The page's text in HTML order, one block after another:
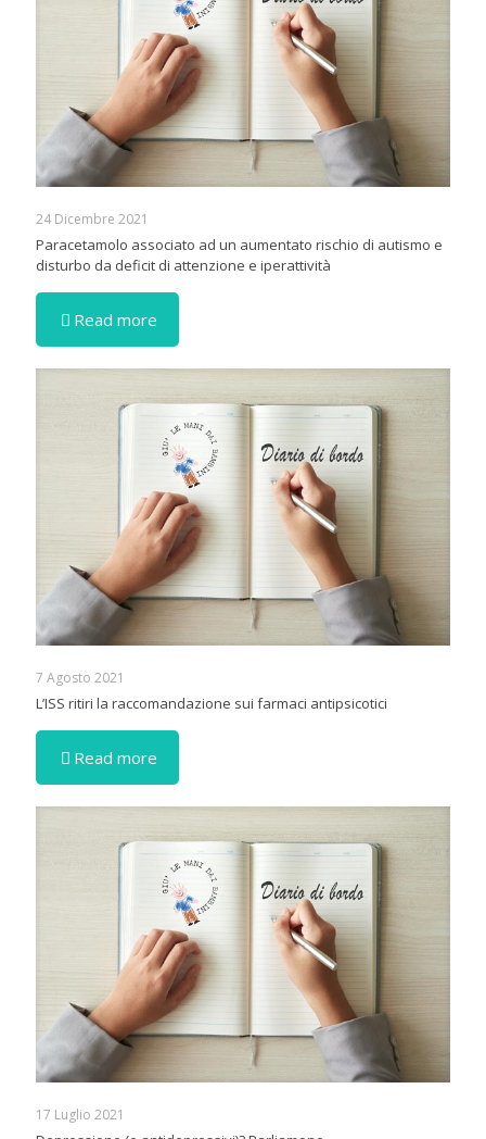
24 Dicembre 2021
Paracetamolo associato ad un aumentato rischio di autismo e
disturbo da deficit di attenzione e iperattività
Read more
7 Agosto 2021
L’ISS ritiri la raccomandazione sui farmaci antipsicotici
Read more
17 Luglio 2021